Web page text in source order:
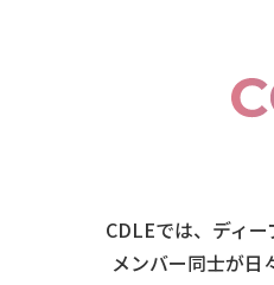
CDLEでは、ディ
メンバー同士が日